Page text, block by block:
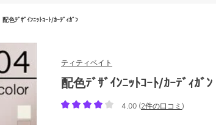
配色ﾃﾞｻﾞｲﾝﾆｯﾄｺｰﾄ/ｶｰﾃﾞｨｶﾞﾝ
ティティベイト
配色ﾃﾞｻﾞｲﾝﾆｯﾄｺｰﾄ/ｶｰﾃﾞｨｶﾞﾝ
4.00 (2件の口コミ )